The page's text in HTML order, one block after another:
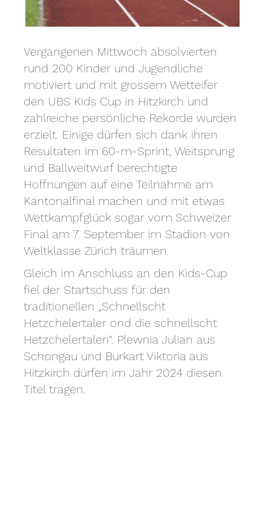
Vergangenen Mittwoch absolvierten
rund 200 Kinder und Jugendliche
motiviert und mit grossem Wetteifer
den UBS Kids Cup in Hitzkirch und
zahlreiche persönliche Rekorde wurden
erzielt. Einige dürfen sich dank ihren
Resultaten im 60-m-Sprint, Weitsprung
und Ballweitwurf berechtigte
Hoffnungen auf eine Teilnahme am
Kantonalfinal machen und mit etwas
Wettkampfglück sogar vom Schweizer
Final am 7. September im Stadion von
Weltklasse Zürich träumen.
Gleich im Anschluss an den Kids-Cup
fiel der Startschuss für den
traditionellen „Schnellscht
Hetzchelertaler ond die schnellscht
Hetzchelertaleri“. Plewnia Julian aus
Schongau und Burkart Viktoria aus
Hitzkirch dürfen im Jahr 2024 diesen
Titel tragen.